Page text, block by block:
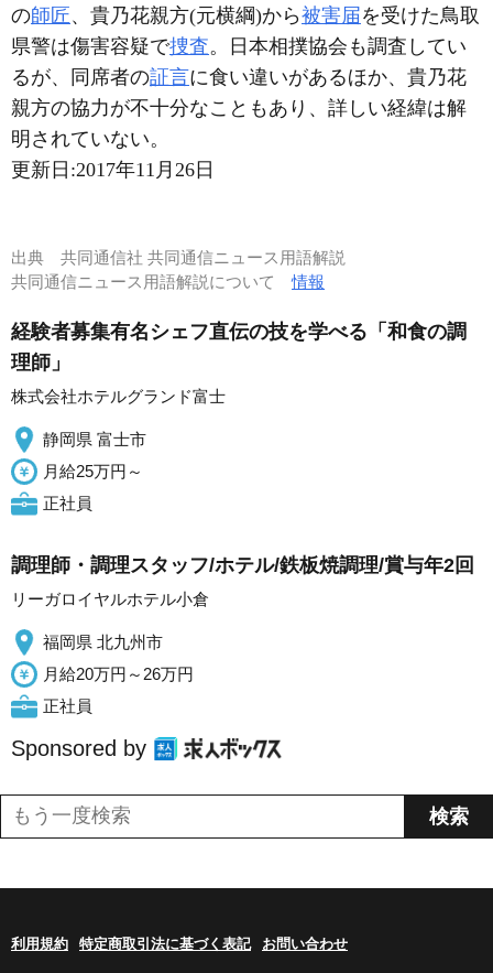
の師匠、貴乃花親方(元横綱)から被害届を受けた鳥取
県警は傷害容疑で捜査。日本相撲協会も調査してい
るが、同席者の証言に食い違いがあるほか、貴乃花
親方の協力が不十分なこともあり、詳しい経緯は解
明されていない。
更新日:2017年11月26日
出典 共同通信社 共同通信ニュース用語解説
共同通信ニュース用語解説について情報
経験者募集有名シェフ直伝の技を学べる「和食の調
理師」
株式会社ホテルグランド富士
静岡県 富士市
月給25万円～
正社員
調理師・調理スタッフ/ホテル/鉄板焼調理/賞与年2回
リーガロイヤルホテル小倉
福岡県 北九州市
月給20万円～26万円
正社員
Sponsored by
利用規約 特定商取引法に基づく表記 お問い合わせ